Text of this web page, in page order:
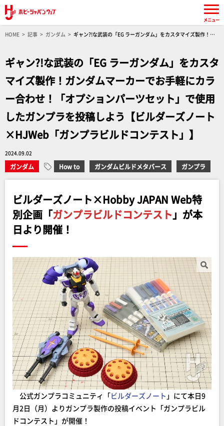
HOME 記事 ガンダム
ギャン?!な武装の「EG ラーガンダム」をカスタマイズ製作！ガ
ギャン?!な武装の「EG ラーガンダム」をカスタ
マイズ製作！ガンダムマーカーでお手軽にカラ
ー合わせ！「オプションパーツセット」で使用
したガンプラを投稿しよう【ビルダーズノート
×HJWeb「ガンプラビルドコンテスト」】
2024.09.02
ガンダム How to ガンダムビルドメタバース ガンプラ
ビルダーズノート×Hobby JAPAN Web特
別企画「ガンプラビルドコンテスト」が本
日より開催！
公式ガンプラコミュニティ「ビルダーズノート 」にて本日9
月2日（月）よりガンプラ製作の投稿イベント「ガンプラビル
ドコンテスト」が開催！
メニュー